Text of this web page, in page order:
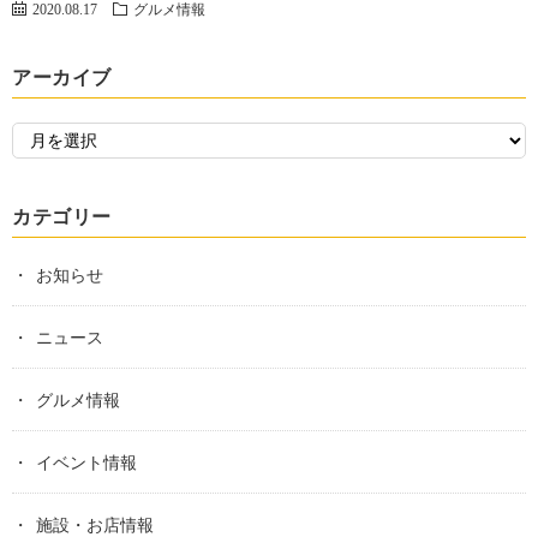
2020.08.17 グルメ情報
アーカイブ
カテゴリー
お知らせ
ニュース
グルメ情報
イベント情報
施設・お店情報